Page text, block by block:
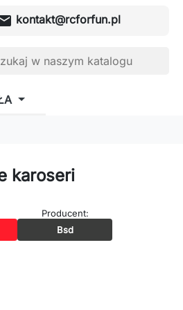
kontakt@rcforfun.pl
karoseri
Producent:
Bsd